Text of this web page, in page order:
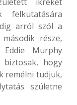
felkutatására
arról szól a
része,
Murphy
hogy
remélni tudjuk,
születne